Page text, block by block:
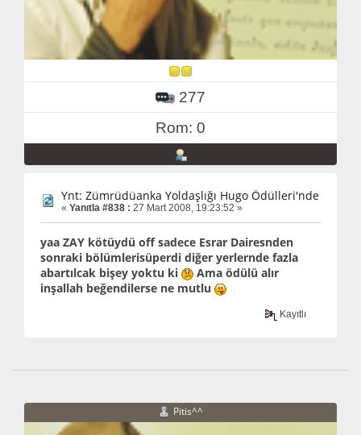
277
Rom: 0
Ynt: Zümrüdüanka Yoldaşlığı Hugo Ödülleri'nde
« Yanıtla #838 : 27 Mart 2008, 19:23:52 »
yaa ZAY kötüydü off sadece Esrar Dairesnden
sonraki bölümlerisüperdi diğer yerlernde fazla
abartılcak bişey yoktu ki
Ama ödülü alır
inşallah beğendilerse ne mutlu
Kayıtlı
Pitis^^